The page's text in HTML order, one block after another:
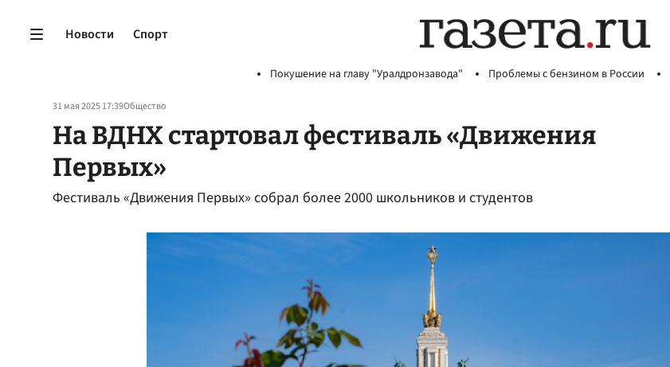
Новости Спорт
Покушение на главу "Уралдронзавода" Проблемы с бензином в России
31 мая 2025 17:39Общество
На ВДНХ стартовал фестиваль «Движения
Первых»
Фестиваль «Движения Первых» собрал более 2000 школьников и студентов